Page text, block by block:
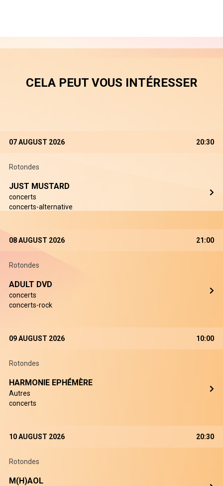
CELA PEUT VOUS INTÉRESSER
07 AUGUST 2026 20:30
Rotondes
JUST MUSTARD
concerts
concerts-alternative
08 AUGUST 2026 21:00
Rotondes
ADULT DVD
concerts
concerts-rock
09 AUGUST 2026 10:00
Rotondes
HARMONIE EPHÉMÈRE
Autres
concerts
10 AUGUST 2026 20:30
Rotondes
M(H)AOL